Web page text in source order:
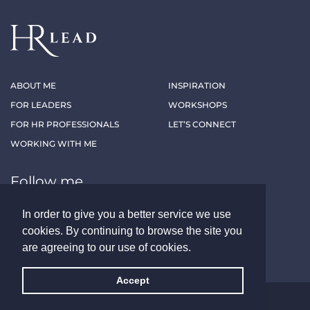
In order to give you a better service we use
cookies. By continuing to browse the site you
are agreeing to our use of cookies.
Accept
ABOUT ME
FOR LEADERS
FOR HR PROFESSIONALS
WORKING WITH ME
INSPIRATION
WORKSHOPS
LET’S CONNECT
Follow me
LINKEDIN XING
ALL RIGHTS RESERVED - HRLEAD.AT